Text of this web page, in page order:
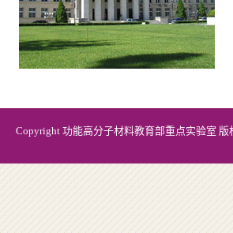
Copyright 功能高分子材料教育部重点实验室